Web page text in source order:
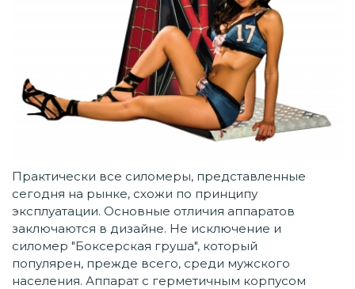
Практически все силомеры, представленные
сегодня на рынке, схожи по принципу
эксплуатации. Основные отличия аппаратов
заключаются в дизайне. Не исключение и
силомер "Боксерская груша", который
популярен, прежде всего, среди мужского
населения. Аппарат с герметичным корпусом